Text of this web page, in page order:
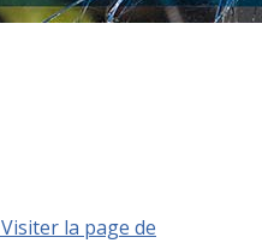
Visiter la page de